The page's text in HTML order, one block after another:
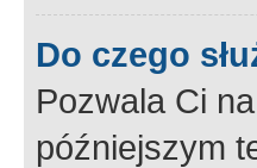
Do czego
Pozwala Ci
późniejszym